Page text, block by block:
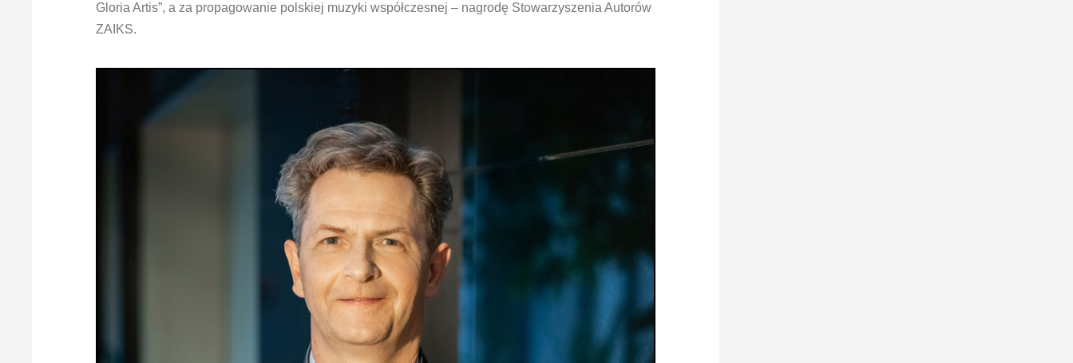
Gloria Artis”, a za propagowanie polskiej muzyki współczesnej – nagrodę Stowarzyszenia Autorów
ZAIKS.